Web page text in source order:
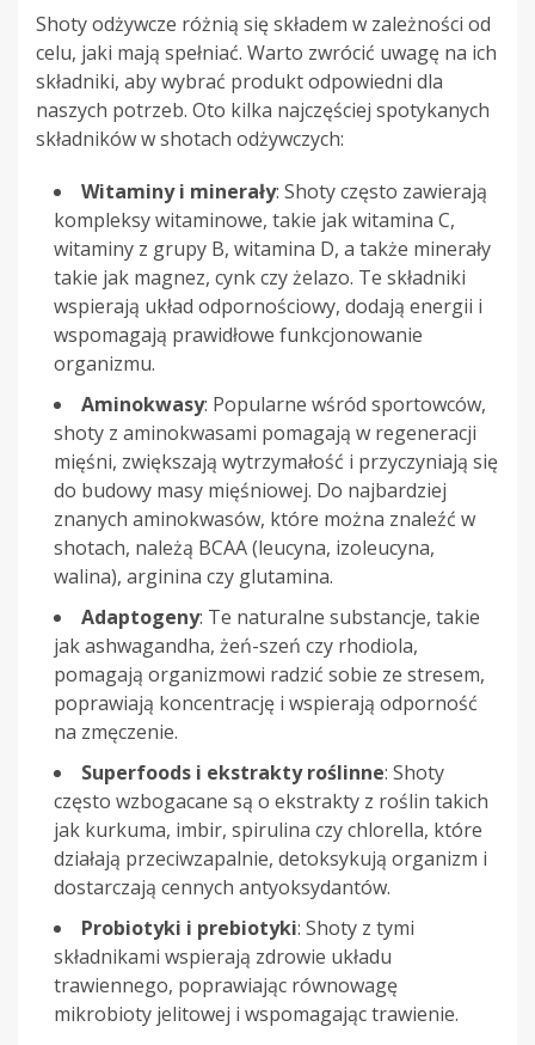
Shoty odżywcze różnią się składem w zależności od
celu, jaki mają spełniać. Warto zwrócić uwagę na ich
składniki, aby wybrać produkt odpowiedni dla
naszych potrzeb. Oto kilka najczęściej spotykanych
składników w shotach odżywczych:
Witaminy i minerały: Shoty często zawierają
kompleksy witaminowe, takie jak witamina C,
witaminy z grupy B, witamina D, a także minerały
takie jak magnez, cynk czy żelazo. Te składniki
wspierają układ odpornościowy, dodają energii i
wspomagają prawidłowe funkcjonowanie
organizmu.
Aminokwasy: Popularne wśród sportowców,
shoty z aminokwasami pomagają w regeneracji
mięśni, zwiększają wytrzymałość i przyczyniają się
do budowy masy mięśniowej. Do najbardziej
znanych aminokwasów, które można znaleźć w
shotach, należą BCAA (leucyna, izoleucyna,
walina), arginina czy glutamina.
Adaptogeny: Te naturalne substancje, takie
jak ashwagandha, żeń-szeń czy rhodiola,
pomagają organizmowi radzić sobie ze stresem,
poprawiają koncentrację i wspierają odporność
na zmęczenie.
Superfoods i ekstrakty roślinne: Shoty
często wzbogacane są o ekstrakty z roślin takich
jak kurkuma, imbir, spirulina czy chlorella, które
działają przeciwzapalnie, detoksykują organizm i
dostarczają cennych antyoksydantów.
Probiotyki i prebiotyki: Shoty z tymi
składnikami wspierają zdrowie układu
trawiennego, poprawiając równowagę
mikrobioty jelitowej i wspomagając trawienie.